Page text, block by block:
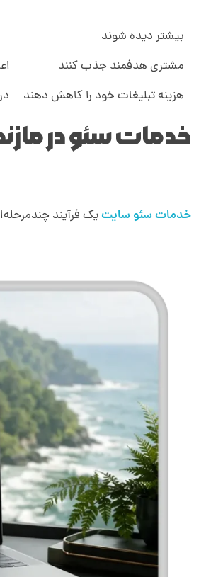
بیشتر دیده شوند
مشتری هدفمند جذب کنند
هزینه تبلیغات خود را کاهش دهند
خدمات سئو در
خدمات سئو سایتیک فرآیند